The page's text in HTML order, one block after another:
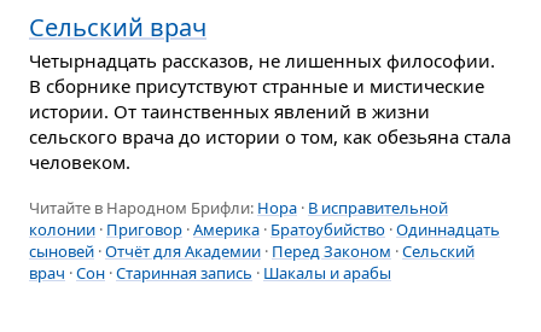
Сельский врач
Четырнадцать рассказов, не лишенных философии.
В сборнике присутствуют странные и мистические
истории. От таинственных явлений в жизни
сельского врача до истории о том, как обезьяна стала
человеком.
Читайте в Народном Брифли: Нора · В исправительной
колонии · Приговор ·Америка · Братоубийство ·Одиннадцать
сыновей ·Отчёт для Академии · Перед Законом ·Сельский
врач ·Сон ·Старинная запись · Шакалы и арабы